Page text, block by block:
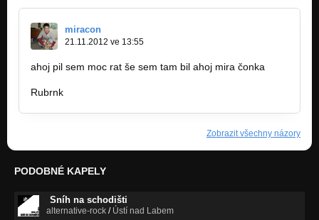
miracon
21.11.2012 ve 13:55
ahoj pil sem moc rat še sem tam bil ahoj mira čonka
Rubrnk
Zobrazit všechny názory
PODOBNÉ KAPELY
Sníh na schodišti
alternative-rock / Ústí nad Labem